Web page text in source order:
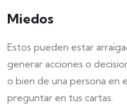
Miedos
Estos pueden estar
generar acciones o
o bien de una persona en
preguntar en tus cartas.